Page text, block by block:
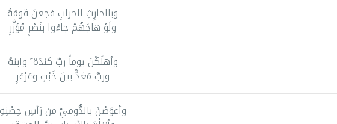
وبالحارِثِ الحرابِ فجعنَ قومَهُ
ولَوْ هاجَهُمْ جاءُوا بنَصْرٍ مُؤزَّرِ
وأهلَكْنَ يوماً ربَّ كندَة َ وابنهُ
وربَّ مَعَدٍّ بينَ خَبْتٍ وعَرْعَرِ
وأعوَصْنَ بالدُّوميّ من رَأسِ